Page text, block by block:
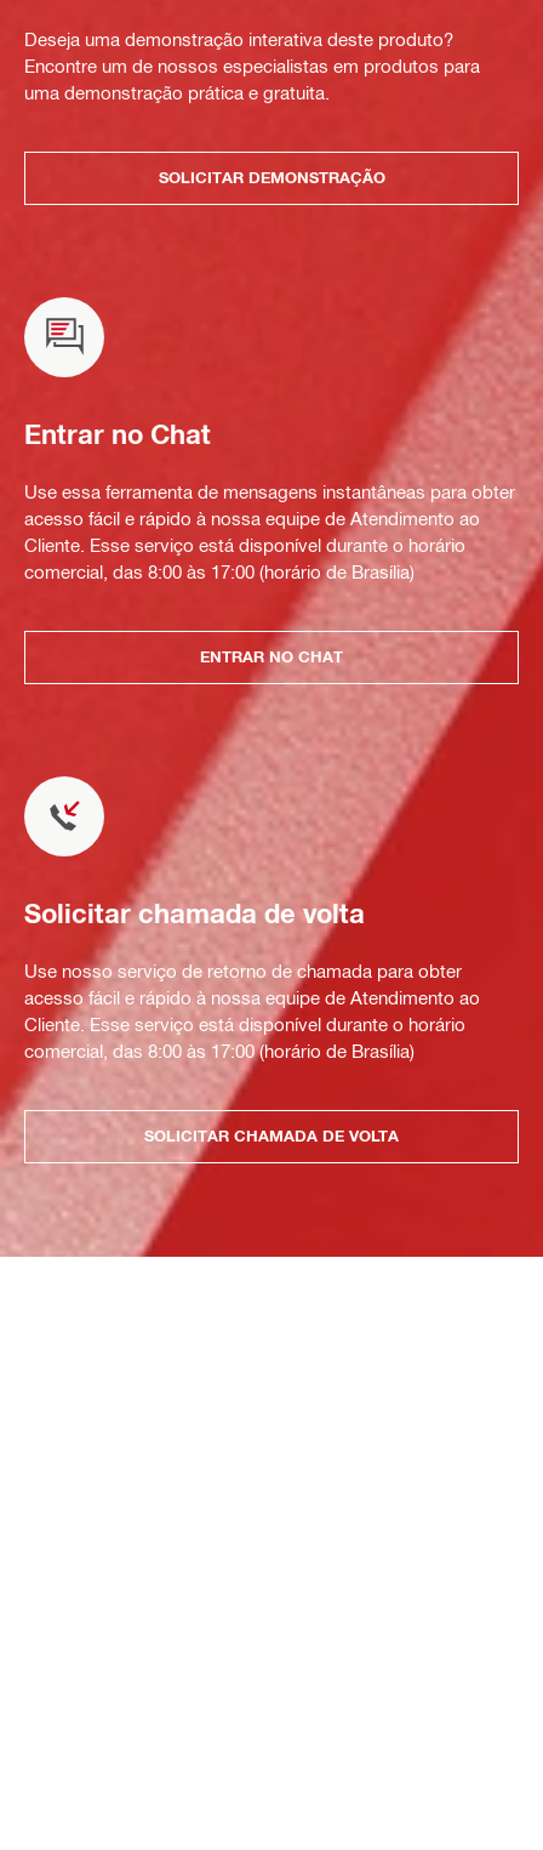
Deseja uma demonstração interativa deste produto?
Encontre um de nossos especialistas em produtos para
uma demonstração prática e gratuita.
SOLICITAR DEMONSTRAÇÃO
Entrar no Chat
Use essa ferramenta de mensagens instantâneas para obter
acesso fácil e rápido à nossa equipe de Atendimento ao
Cliente. Esse serviço está disponível durante o horário
comercial, das 8:00 às 17:00 (horário de Brasília)
ENTRAR NO CHAT
Solicitar chamada de volta
Use nosso serviço de retorno de chamada para obter
acesso fácil e rápido à nossa equipe de Atendimento ao
Cliente. Esse serviço está disponível durante o horário
comercial, das 8:00 às 17:00 (horário de Brasília)
SOLICITAR CHAMADA DE VOLTA